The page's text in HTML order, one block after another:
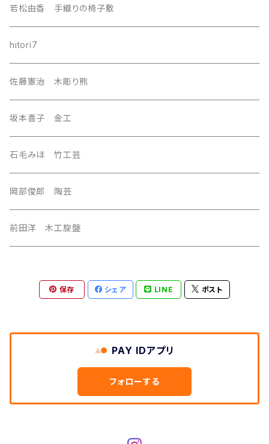
nordic
southeast Asia
east asia
Central Asia
U.S.A
若松由香 手織りの椅子敷
hitori7
佐藤憲治 木彫り熊
坂本喜子 金工
石毛みほ 竹工芸
岡部俊郎 陶芸
前田洋 木工旋盤
保存 シェア LINE ポスト
PAY IDアプリ
フォローする